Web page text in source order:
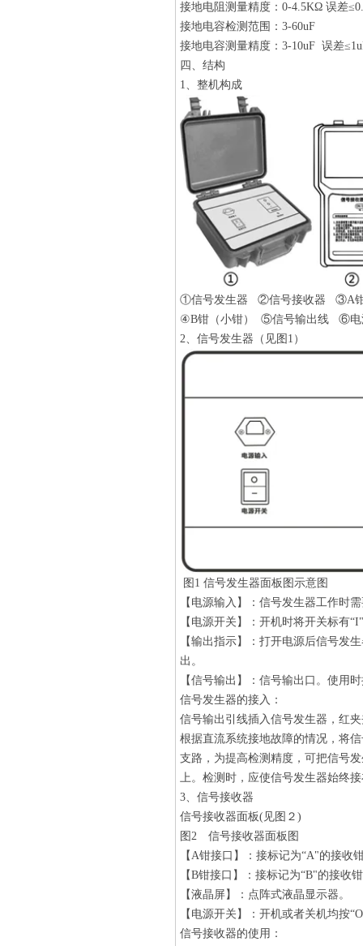
接地电阻测量精度：0-4.5KΩ 误差
接地电容检测范围：3-60uF
接地电容测量精度：3-10uF 误差
四、结构
1、整机构成
①信号发生器 ②信号接收器 ③A钳
④B钳（小钳） ⑤信号输出线 ⑥电
2、信号发生器（见图1）
图1 信号发生器面板图示意图
【电源输入】：信号发生器工作时
【电源开关】：开机时将开关标有
【输出指示】：打开电源后信号发
出。
【信号输出】：信号输出口。使用
信号发生器的接入：
信号输出引线插入信号发生器，红
根据直流系统接地故障的情况，将
支路，为提高检测精度，可把信号
上。检测时，应使信号发生器始终
3、信号接收器
信号接收器面板(见图２)
图2 信号接收器面板图
【A钳接口】：接标记为“A"的接收
【B钳接口】：接标记为“B"的接收
【液晶屏】：点阵式液晶显示器。
【电源开关】：开机或者关机均按
信号接收器的使用：